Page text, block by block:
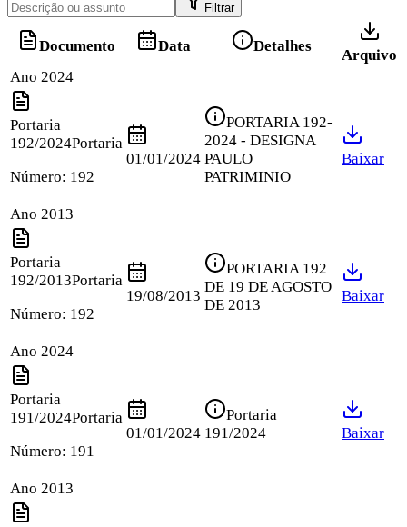
Filtrar
Documento Data Detalhes
Arquivo
Ano 2024
Portaria
192/2024Portaria
Número: 192
01/01/2024
PORTARIA 192-
2024 - DESIGNA
PAULO
PATRIMINIO
Baixar
Ano 2013
Portaria
192/2013Portaria
Número: 192
19/08/2013
PORTARIA 192
DE 19 DE AGOSTO
DE 2013
Baixar
Ano 2024
Portaria
191/2024Portaria
Número: 191
01/01/2024
Portaria
191/2024
Baixar
Ano 2013